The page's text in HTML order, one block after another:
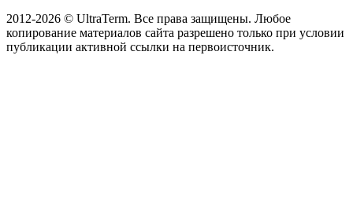
2012-2026 © UltraTerm. Все права защищены. Любое
копирование материалов сайта разрешено только при условии
публикации активной ссылки на первоисточник.